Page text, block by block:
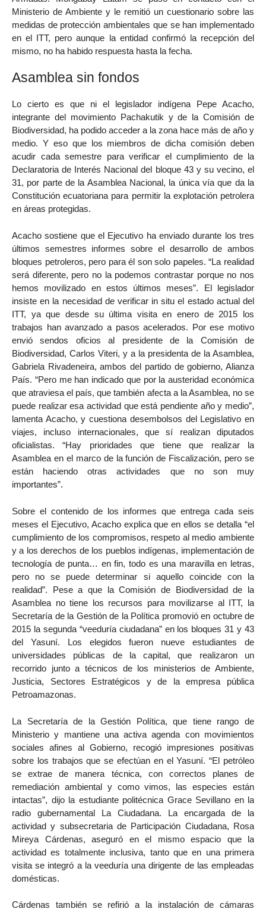
Ministerio de Ambiente y le remitió un cuestionario sobre las
medidas de protección ambientales que se han implementado
en el ITT, pero aunque la entidad confirmó la recepción del
mismo, no ha habido respuesta hasta la fecha.
Asamblea sin fondos
Lo cierto es que ni el legislador indígena Pepe Acacho,
integrante del movimiento Pachakutik y de la Comisión de
Biodiversidad, ha podido acceder a la zona hace más de año y
medio. Y eso que los miembros de dicha comisión deben
acudir cada semestre para verificar el cumplimiento de la
Declaratoria de Interés Nacional del bloque 43 y su vecino, el
31, por parte de la Asamblea Nacional, la única vía que da la
Constitución ecuatoriana para permitir la explotación petrolera
en áreas protegidas.
Acacho sostiene que el Ejecutivo ha enviado durante los tres
últimos semestres informes sobre el desarrollo de ambos
bloques petroleros, pero para él son solo papeles. “La realidad
será diferente, pero no la podemos contrastar porque no nos
hemos movilizado en estos últimos meses”. El legislador
insiste en la necesidad de verificar in situ el estado actual del
ITT, ya que desde su última visita en enero de 2015 los
trabajos han avanzado a pasos acelerados. Por ese motivo
envió sendos oficios al presidente de la Comisión de
Biodiversidad, Carlos Viteri, y a la presidenta de la Asamblea,
Gabriela Rivadeneira, ambos del partido de gobierno, Alianza
País. “Pero me han indicado que por la austeridad económica
que atraviesa el país, que también afecta a la Asamblea, no se
puede realizar esa actividad que está pendiente año y medio”,
lamenta Acacho, y cuestiona desembolsos del Legislativo en
viajes, incluso internacionales, que sí realizan diputados
oficialistas. “Hay prioridades que tiene que realizar la
Asamblea en el marco de la función de Fiscalización, pero se
están haciendo otras actividades que no son muy
importantes”.
Sobre el contenido de los informes que entrega cada seis
meses el Ejecutivo, Acacho explica que en ellos se detalla “el
cumplimiento de los compromisos, respeto al medio ambiente
y a los derechos de los pueblos indígenas, implementación de
tecnología de punta… en fin, todo es una maravilla en letras,
pero no se puede determinar si aquello coincide con la
realidad”. Pese a que la Comisión de Biodiversidad de la
Asamblea no tiene los recursos para movilizarse al ITT, la
Secretaría de la Gestión de la Política promovió en octubre de
2015 la segunda “veeduría ciudadana” en los bloques 31 y 43
del Yasuní. Los elegidos fueron nueve estudiantes de
universidades públicas de la capital, que realizaron un
recorrido junto a técnicos de los ministerios de Ambiente,
Justicia, Sectores Estratégicos y de la empresa pública
Petroamazonas.
La Secretaría de la Gestión Política, que tiene rango de
Ministerio y mantiene una activa agenda con movimientos
sociales afines al Gobierno, recogió impresiones positivas
sobre los trabajos que se efectúan en el Yasuní. “El petróleo
se extrae de manera técnica, con correctos planes de
remediación ambiental y como vimos, las especies están
intactas”, dijo la estudiante politécnica Grace Sevillano en la
radio gubernamental La Ciudadana. La encargada de la
actividad y subsecretaria de Participación Ciudadana, Rosa
Mireya Cárdenas, aseguró en el mismo espacio que la
actividad es totalmente inclusiva, tanto que en una primera
visita se integró a la veeduría una dirigente de las empleadas
domésticas.
Cárdenas también se refirió a la instalación de cámaras